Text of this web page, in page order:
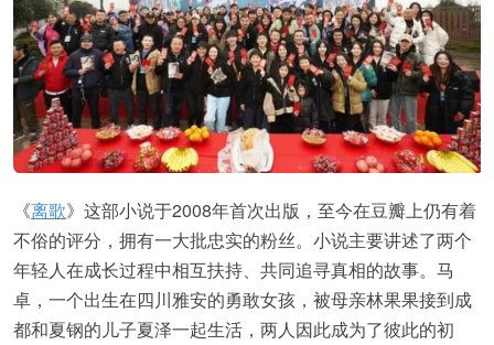
《离歌》这部小说于2008年首次出版，至今在豆瓣上仍有着
不俗的评分，拥有一大批忠实的粉丝。小说主要讲述了两个
年轻人在成长过程中相互扶持、共同追寻真相的故事。马
卓，一个出生在四川雅安的勇敢女孩，被母亲林果果接到成
都和夏钢的儿子夏泽一起生活，两人因此成为了彼此的初